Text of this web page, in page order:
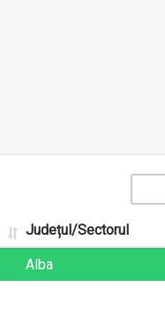
Județul/Sectorul
Alba